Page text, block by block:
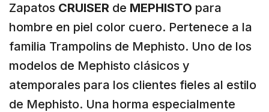
Zapatos CRUISER de MEPHISTO para
hombre en piel color cuero. Pertenece a la
familia Trampolins de Mephisto. Uno de los
modelos de Mephisto clásicos y
atemporales para los clientes fieles al estilo
de Mephisto. Una horma especialmente